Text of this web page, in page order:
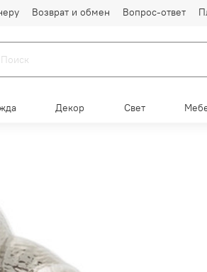
Возврат и обмен Вопрос-ответ
Декор Свет